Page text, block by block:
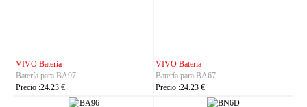
Batería para Titan-P13000